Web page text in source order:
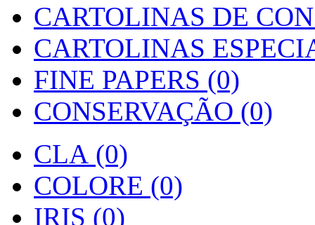
CARTOLINAS DE
CARTOLINAS
FINE PAPERS (0)
CONSERVAÇÃO (0)
CLA (0)
COLORE (0)
IRIS (0)